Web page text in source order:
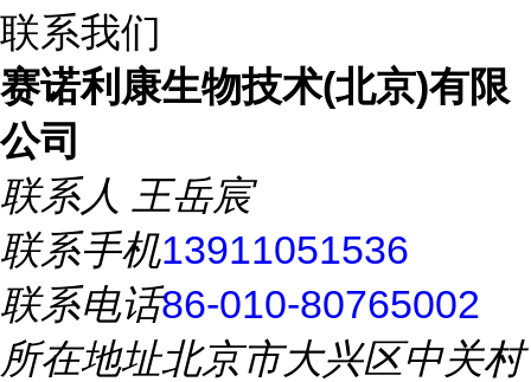
联系我们
赛诺利康生物技术(北京)有限
公司
联系人 王岳宸
联系手机13911051536
联系电话86-010-80765002
所在地址北京市大兴区中关村